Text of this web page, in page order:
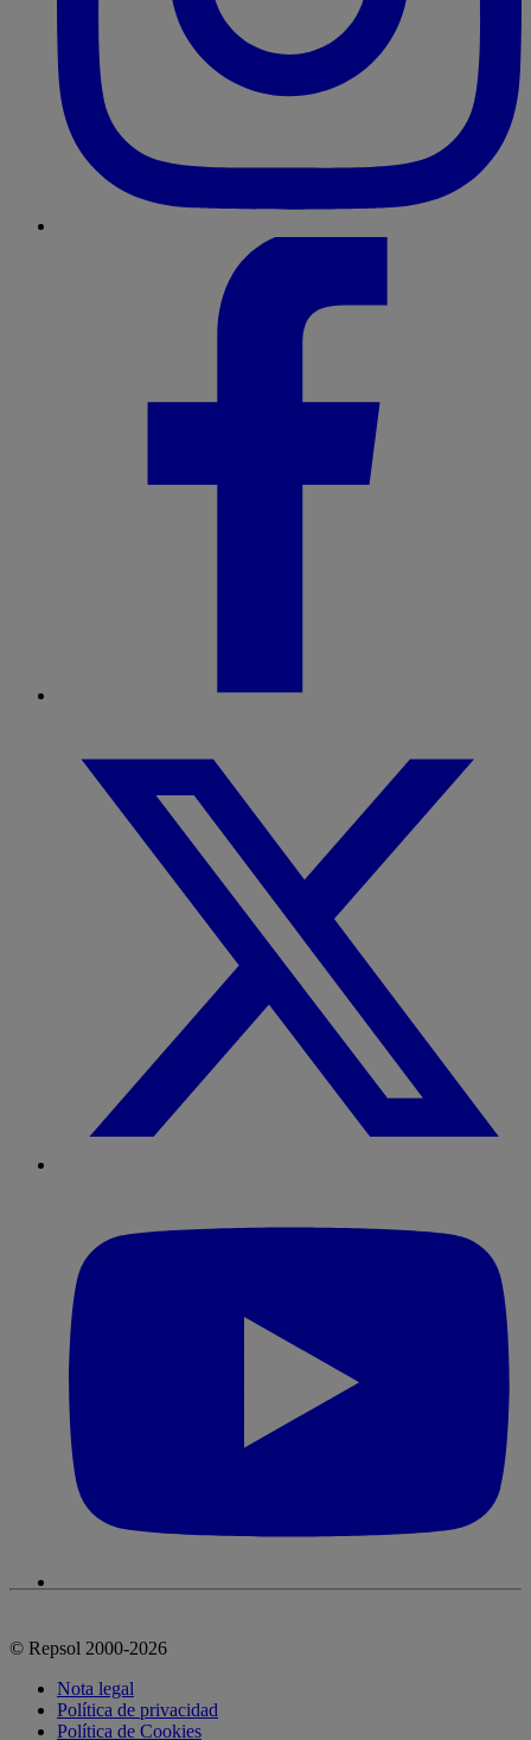
© Repsol 2000-2026
Nota legal
Política de privacidad
Política de Cookies